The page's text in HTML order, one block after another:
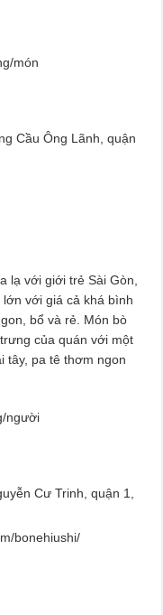
món
Cầu Ông Lãnh, quận
lạ với giới trẻ Sài Gòn,
với giá cả khá bình
bổ và rẻ. Món bò
của quán với một
tây, pa tê thơm ngon
người
Cư Trinh, quận 1,
bonehiushi/